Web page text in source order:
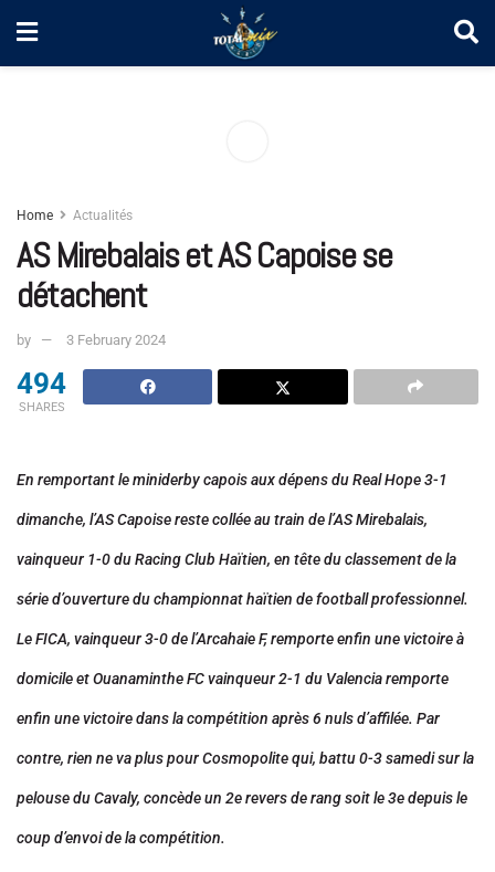
Home Actualités
AS Mirebalais et AS Capoise se
détachent
by 3 February 2024
494
SHARES
En remportant le miniderby capois aux dépens du Real Hope 3-1
dimanche, l’AS Capoise reste collée au train de l’AS Mirebalais,
vainqueur 1-0 du Racing Club Haïtien, en tête du classement de la
série d’ouverture du championnat haïtien de football professionnel.
Le FICA, vainqueur 3-0 de l’Arcahaie F, remporte enfin une victoire à
domicile et Ouanaminthe FC vainqueur 2-1 du Valencia remporte
enfin une victoire dans la compétition après 6 nuls d’affilée. Par
contre, rien ne va plus pour Cosmopolite qui, battu 0-3 samedi sur la
pelouse du Cavaly, concède un 2e revers de rang soit le 3e depuis le
coup d’envoi de la compétition.